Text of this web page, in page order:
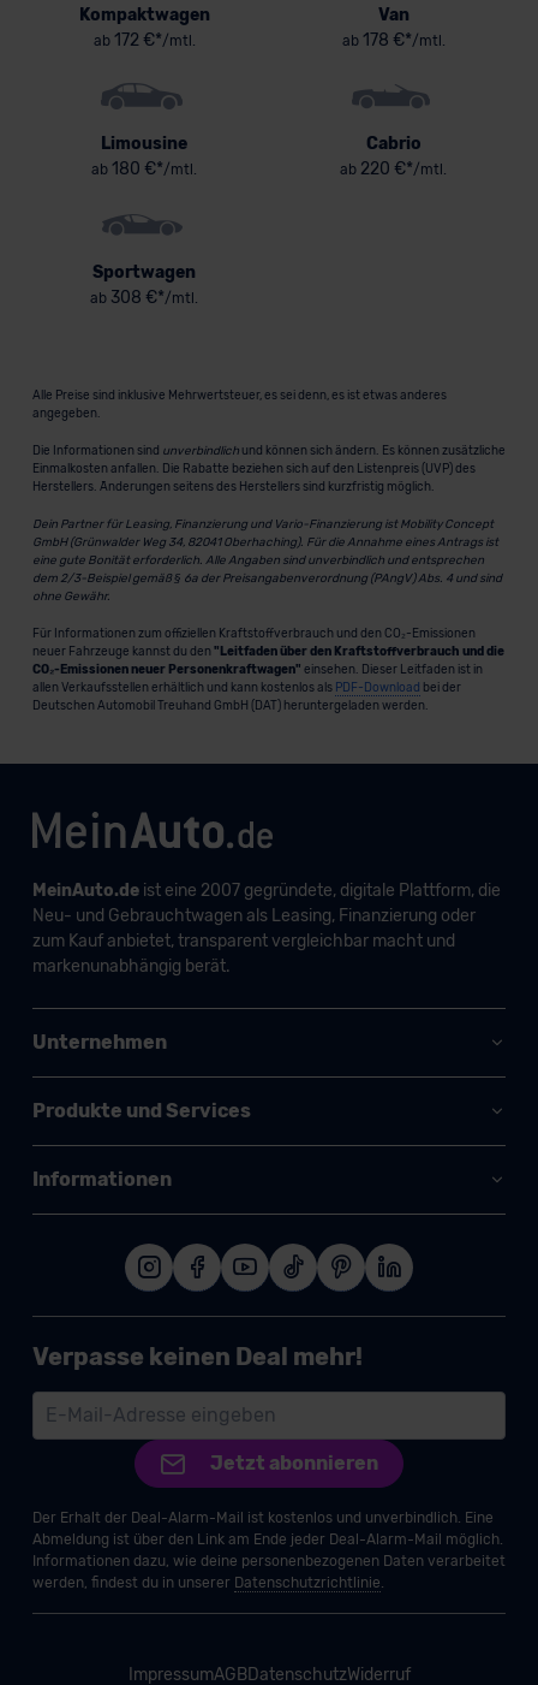
Kompaktwagen
ab172 €*/mtl.
Van
ab178 €*/mtl.
Limousine
ab 180 €*/mtl.
Cabrio
ab 220 €*/mtl.
Sportwagen
ab 308 €*/mtl.
Alle Preise sind inklusive Mehrwertsteuer, es sei denn, es ist etwas anderes
angegeben.
Die Informationen sind unverbindlichund können sich ändern. Es können zusätzliche
Einmalkosten anfallen. Die Rabatte beziehen sich auf den Listenpreis (UVP) des
Herstellers. Änderungen seitens des Herstellers sind kurzfristig möglich.
Dein Partner für Leasing, Finanzierung und Vario-Finanzierung ist Mobility Concept
GmbH (Grünwalder Weg 34, 82041 Oberhaching). Für die Annahme eines Antrags ist
eine gute Bonität erforderlich. Alle Angaben sind unverbindlich und entsprechen
dem 2/3-Beispiel gemäß § 6a der Preisangabenverordnung (PAngV) Abs. 4 und sind
ohne Gewähr.
Für Informationen zum offiziellen Kraftstoffverbrauch und den CO₂-Emissionen
neuer Fahrzeuge kannst du den "Leitfaden über den Kraftstoffverbrauch und die
CO₂-Emissionen neuer Personenkraftwagen" einsehen. Dieser Leitfaden ist in
allen Verkaufsstellen erhältlich und kann kostenlos als PDF-Download bei der
Deutschen Automobil Treuhand GmbH (DAT) heruntergeladen werden.
MeinAuto.deist eine 2007 gegründete, digitale Plattform, die
Neu- und Gebrauchtwagen als Leasing, Finanzierung oder
zum Kauf anbietet, transparent vergleichbar macht und
markenunabhängig berät.
Unternehmen
Produkte und Services
Informationen
Verpasse keinen Deal mehr!
Jetzt abonnieren
Der Erhalt der Deal-Alarm-Mail ist kostenlos und unverbindlich. Eine
Abmeldung ist über den Link am Ende jeder Deal-Alarm-Mail möglich.
Informationen dazu, wie deine personenbezogenen Daten verarbeitet
werden, findest du in unserer Datenschutzrichtlinie
ImpressumAGBDatenschutzWiderruf